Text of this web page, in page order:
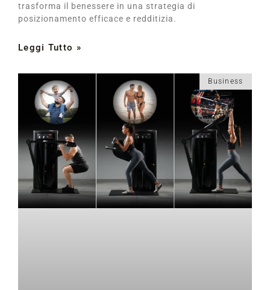
trasforma il benessere in una strategia di
posizionamento efficace e redditizia.
Leggi Tutto »
Business